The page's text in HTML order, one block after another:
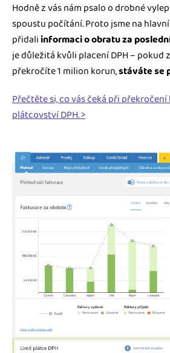
Hodně z vás nám psalo o drobné
spoustu počítání. Proto jsme na
přidaliinformaci o obratu za
je důležitá kvůli placení DPH – pokud
překročíte 1 milion korun,stáváte se
Přečtěte si, co vás čeká při
plátcovství DPH. >